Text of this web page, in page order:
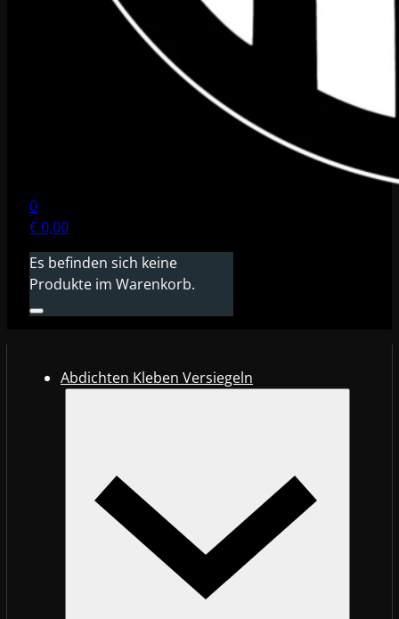
0
€0,00
Es befinden sich keine
Produkte im Warenkorb.
Abdichten Kleben Versiegeln